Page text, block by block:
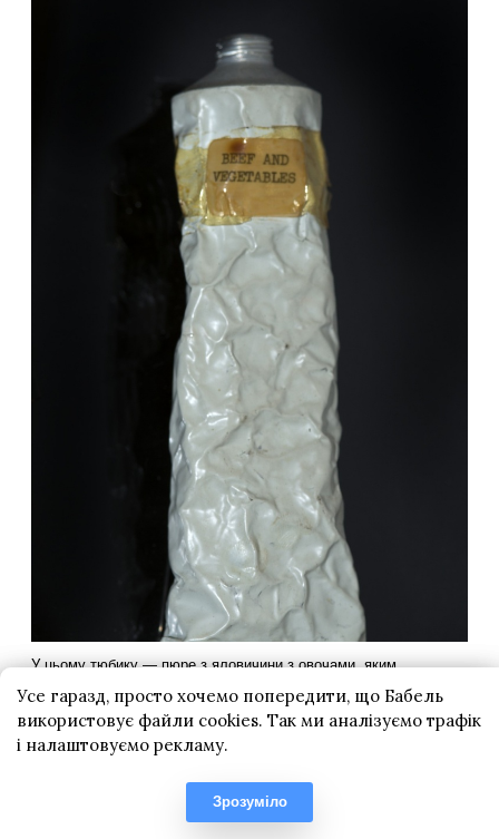
Усе гаразд, просто хочемо попередити, що Бабель
використовує файли cookies. Так ми аналізуємо трафік
і налаштовуємо рекламу.
Зрозуміло